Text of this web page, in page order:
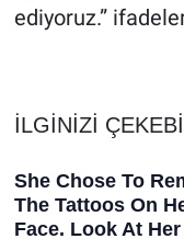
ediyoruz.”